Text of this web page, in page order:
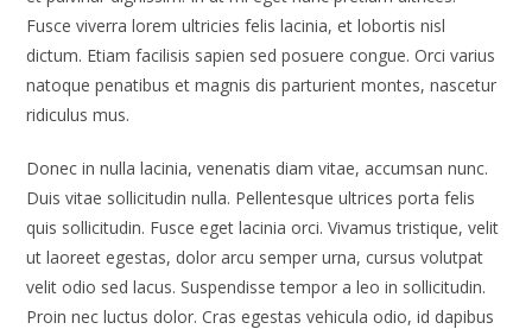
Fusce viverra lorem ultricies felis lacinia, et lobortis nisl
dictum. Etiam facilisis sapien sed posuere congue. Orci varius
natoque penatibus et magnis dis parturient montes, nascetur
ridiculus mus.
Donec in nulla lacinia, venenatis diam vitae, accumsan nunc.
Duis vitae sollicitudin nulla. Pellentesque ultrices porta felis
quis sollicitudin. Fusce eget lacinia orci. Vivamus tristique, velit
ut laoreet egestas, dolor arcu semper urna, cursus volutpat
velit odio sed lacus. Suspendisse tempor a leo in sollicitudin.
Proin nec luctus dolor. Cras egestas vehicula odio, id dapibus